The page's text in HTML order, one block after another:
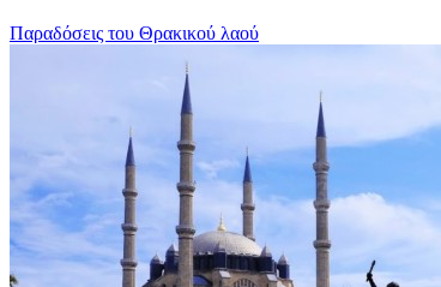
Παραδόσεις του Θρακικού λαού